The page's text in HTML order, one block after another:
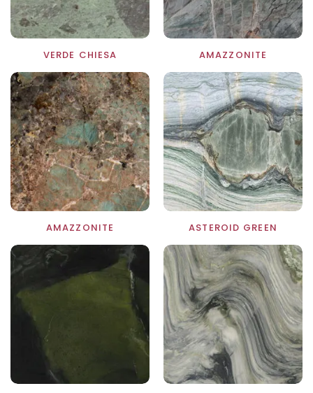
VERDE CHIESA AMAZZONITE
AMAZZONITE ASTEROID GREEN